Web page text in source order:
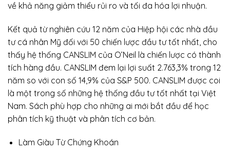
về khả năng giảm thiểu rủi ro và tối đa hóa lợi nhuận.
Kết quả từ nghiên cứu 12 năm của Hiệp hội các nhà đầu
tư cá nhân Mỹ đối với 50 chiến lược đầu tư tốt nhất, cho
thấy hệ thống CANSLIM của O’Neil là chiến lược có thành
tích hàng đầu. CANSLIM đem lại lợi suất 2.763,3% trong 12
năm so với con số 14,9% của S&P 500. CANSLIM được coi
là một trong số những hệ thống đầu tư tốt nhất tại Việt
Nam. Sách phù hợp cho những ai mới bắt đầu để học
phân tích kỹ thuật và phân tích cơ bản.
Làm Giàu Từ Chứng Khoán